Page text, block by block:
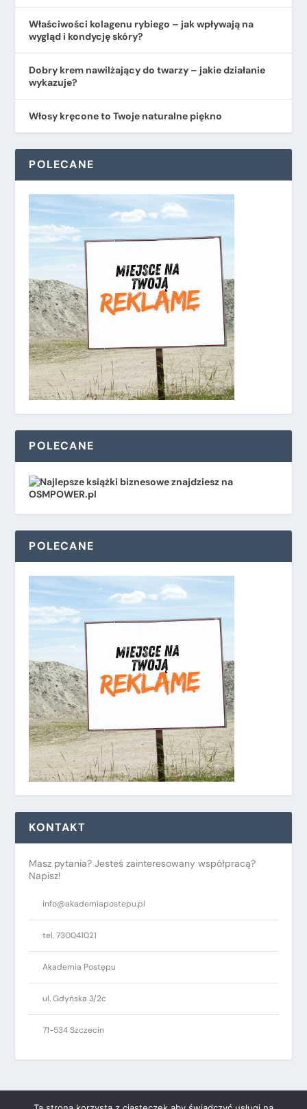
​Właściwości kolagenu rybiego – jak wpływają na
wygląd i kondycję skóry?
Dobry krem nawilżający do twarzy – jakie działanie
wykazuje?
Włosy kręcone to Twoje naturalne piękno
POLECANE
POLECANE
POLECANE
KONTAKT
Masz pytania? Jesteś zainteresowany współpracą?
Napisz!
info@akademiapostepu.pl
tel. 730041021
Akademia Postępu
ul. Gdyńska 3/2c
71-534 Szczecin